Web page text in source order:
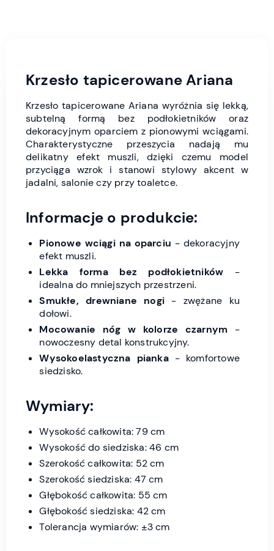
Krzesło tapicerowane Ariana
Krzesło tapicerowane Ariana wyróżnia się lekką,
subtelną formą bez podłokietników oraz
dekoracyjnym oparciem z pionowymi wciągami.
Charakterystyczne przeszycia nadają mu
delikatny efekt muszli, dzięki czemu model
przyciąga wzrok i stanowi stylowy akcent w
jadalni, salonie czy przy toaletce.
Informacje o produkcie:
Pionowe wciągi na oparciu - dekoracyjny
efekt muszli.
Lekka forma bez podłokietników -
idealna do mniejszych przestrzeni.
Smukłe, drewniane nogi - zwężane ku
dołowi.
Mocowanie nóg w kolorze czarnym -
nowoczesny detal konstrukcyjny.
Wysokoelastyczna pianka- komfortowe
siedzisko.
Wymiary:
Wysokość całkowita: 79 cm
Wysokość do siedziska: 46 cm
Szerokość całkowita: 52 cm
Szerokość siedziska: 47 cm
Głębokość całkowita: 55 cm
Głębokość siedziska: 42 cm
Tolerancja wymiarów: ±3 cm